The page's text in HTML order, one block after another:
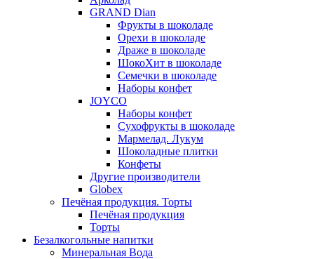
GRAND Dian
Фрукты в шоколаде
Орехи в шоколаде
Драже в шоколаде
ШокоХит в шоколаде
Семечки в шоколаде
Наборы конфет
JOYCO
Наборы конфет
Сухофрукты в шоколаде
Мармелад. Лукум
Шоколадные плитки
Конфеты
Другие производители
Globex
Печёная продукция. Торты
Печёная продукция
Торты
Безалкогольные напитки
Минеральная Вода